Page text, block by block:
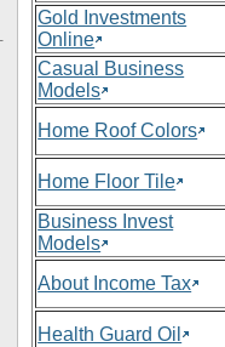
Gold Investments
Online
Casual Business
Models
Home Roof Colors
Home Floor Tile
Business Invest
Models
About Income Tax
Health Guard Oil